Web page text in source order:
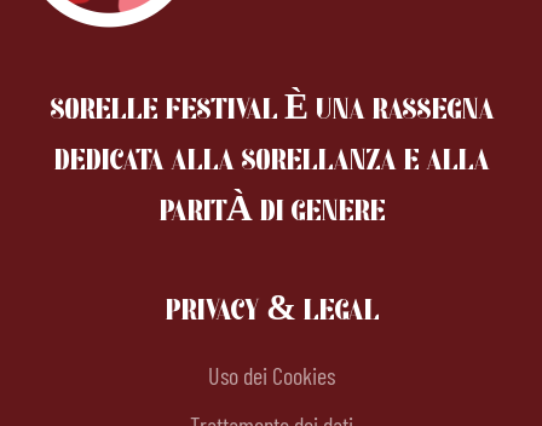
SORELLE FESTIVAL È UNA RASSEGNA
DEDICATA ALLA SORELLANZAE ALLA
PARITÀ DI GENERE
PRIVACY & LEGAL
Uso dei Cookies